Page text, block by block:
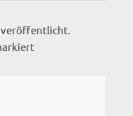
veröffentlicht.